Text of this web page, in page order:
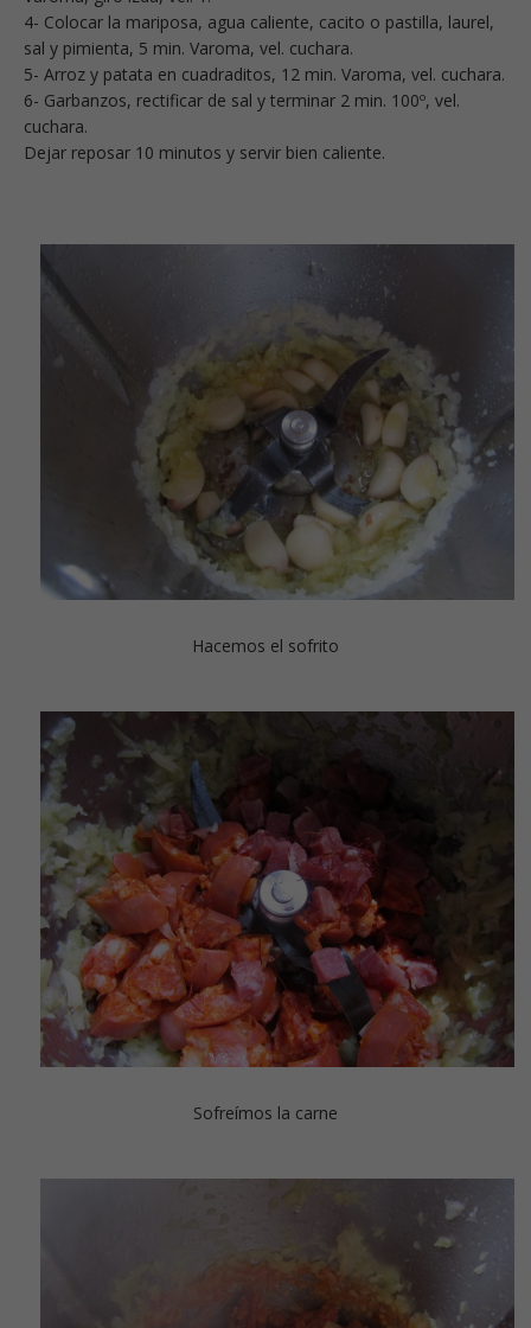
4- Colocar la mariposa, agua caliente, cacito o pastilla, laurel,
sal y pimienta, 5 min. Varoma, vel. cuchara.
5- Arroz y patata en cuadraditos, 12 min. Varoma, vel. cuchara.
6- Garbanzos, rectificar de sal y terminar 2 min. 100º, vel.
cuchara.
Dejar reposar 10 minutos y servir bien caliente.
Hacemos el sofrito
Sofreímos la carne